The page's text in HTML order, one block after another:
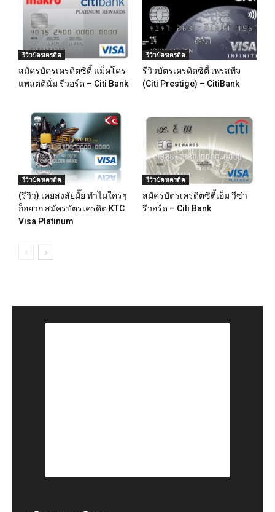
รีวิวบัตรเครดิต
สมัครบัตรเครดิตซิตี้ แม็คโคร
แพลตตินั่ม รีวอร์ด – Citi Bank
รีวิวบัตรเครดิต
รีวิวบัตรเครดิตซิตี้ เพรสทีจ
(Citi Prestige) – CitiBank
รีวิวบัตรเครดิต
(รีวิว) เคยสงสัยมั๊ย ทำไมใครๆ
ก็อยาก สมัครบัตรเครดิต KTC
Visa Platinum
รีวิวบัตรเครดิต
สมัครบัตรเครดิตซิตี้เอ็ม วีซ่า
รีวอร์ด – Citi Bank